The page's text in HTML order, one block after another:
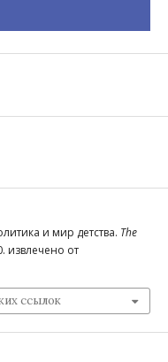
и мир детства. The
извлечено от
ссылок